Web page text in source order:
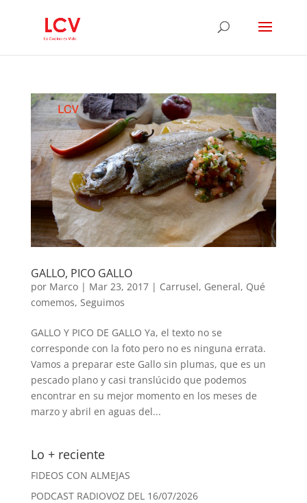
GALLO, PICO GALLO
por Marco| Mar 23, 2017| Carrusel, General, Qué
comemos, Seguimos
GALLO Y PICO DE GALLO Ya, el texto no se
corresponde con la foto pero no es ninguna errata.
Vamos a preparar este Gallo sin plumas, que es un
pescado plano y casi translúcido que podemos
encontrar en su mejor momento en los meses de
marzo y abril en aguas del...
Lo + reciente
FIDEOS CON ALMEJAS
PODCAST RADIOVOZ DEL 16/07/2026